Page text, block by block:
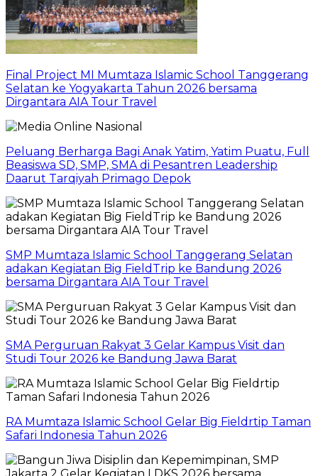
Final Project MI Mumtaza Islamic School Tanggerang
Selatan ke Yogyakarta Tahun 2026 bersama
Dirgantara AIA Tour Travel
Peluang Berharga Bagi Anak Yatim, Yatim Puatu, Full
Beasiswa SD, SMP, SMA di Pesantren Leadership
Daarut Tarqiyah Primago Depok
SMP Mumtaza Islamic School Tanggerang Selatan
adakan Kegiatan Big FieldTrip ke Bandung 2026
bersama Dirgantara AIA Tour Travel
SMA Perguruan Rakyat 3 Gelar Kampus Visit dan
Studi Tour 2026 ke Bandung Jawa Barat
RA Mumtaza Islamic School Gelar Big Fieldrtip Taman
Safari Indonesia Tahun 2026